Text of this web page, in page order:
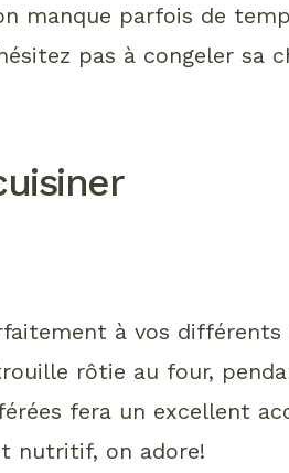
manque parfois de
pas à congeler sa
à vos différents
rôtie au four,
fera un excellent
nutritif, on adore!